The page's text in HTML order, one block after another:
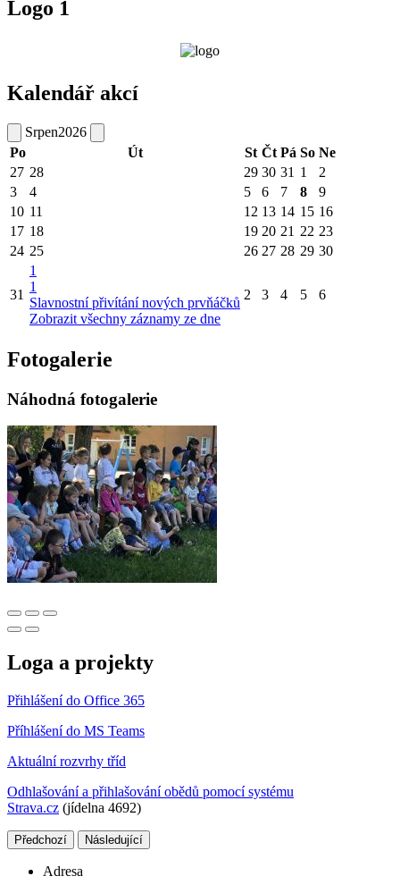
Logo 1
Kalendář akcí
Srpen2026
Po
Út St Čt Pá So Ne
27 28 29 30 31 1
2
3
4 5 6 7 8
9
10 11 12 13 14 15 16
17 18 19 20 21 22 23
24 25 26 27 28 29 30
31
1
1
Slavnostní přivítání nových prvňáčků
Zobrazit všechny záznamy ze dne
2 3 4 5 6
Fotogalerie
Náhodná fotogalerie
Loga a projekty
Přihlášení do Office 365
Příhlášení do MS Teams
Aktuální rozvrhy tříd
Odhlašování a přihlašování obědů pomocí systému
Strava.cz (jídelna 4692)
Předchozí Následující
Adresa